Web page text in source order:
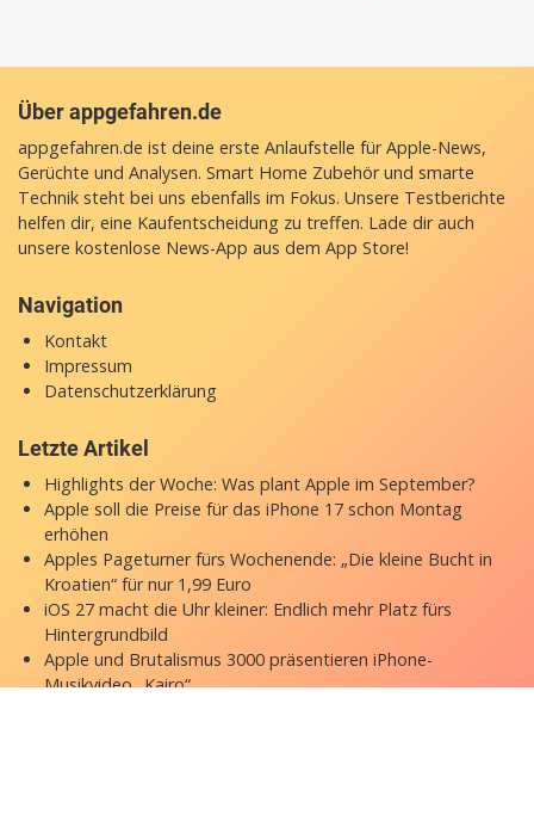
Über appgefahren.de
appgefahren.de ist deine erste Anlaufstelle für Apple-News,
Gerüchte und Analysen. Smart Home Zubehör und smarte
Technik steht bei uns ebenfalls im Fokus. Unsere Testberichte
helfen dir, eine Kaufentscheidung zu treffen. Lade dir auch
unsere kostenlose News-App aus dem App Store!
Navigation
Kontakt
Impressum
Datenschutzerklärung
Letzte Artikel
Highlights der Woche: Was plant Apple im September?
Apple soll die Preise für das iPhone 17 schon Montag
erhöhen
Apples Pageturner fürs Wochenende: „Die kleine Bucht in
Kroatien“ für nur 1,99 Euro
iOS 27 macht die Uhr kleiner: Endlich mehr Platz fürs
Hintergrundbild
Apple und Brutalismus 3000 präsentieren iPhone-
Musikvideo „Kairo“